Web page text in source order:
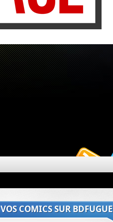
VOS COMICS SUR BDFUGUE